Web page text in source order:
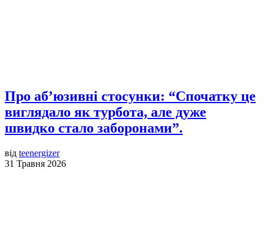
Про аб’юзивні стосунки: “Спочатку це
виглядало як турбота, але дуже
швидко стало заборонами”.
від teenergizer
31 Травня 2026